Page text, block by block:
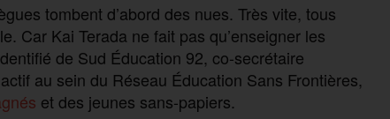
tombent d’abord des nues. Très vite, tous
Car Kai Terada ne fait pas qu’enseigner les
de Sud Éducation 92, co-secrétaire
au sein du Réseau Éducation Sans Frontières,
et des jeunes sans-papiers.